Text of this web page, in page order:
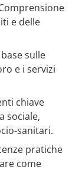
e delle
sulle
e i servizi
chiave
sociale,
sanitari.
pratiche
come